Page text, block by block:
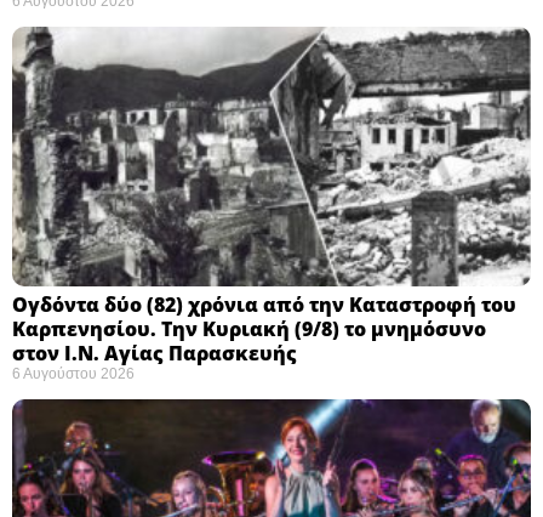
Ογδόντα δύο (82) χρόνια από την Καταστροφή του
Καρπενησίου. Την Κυριακή (9/8) το μνημόσυνο
στον Ι.Ν. Αγίας Παρασκευής
6 Αυγούστου 2026